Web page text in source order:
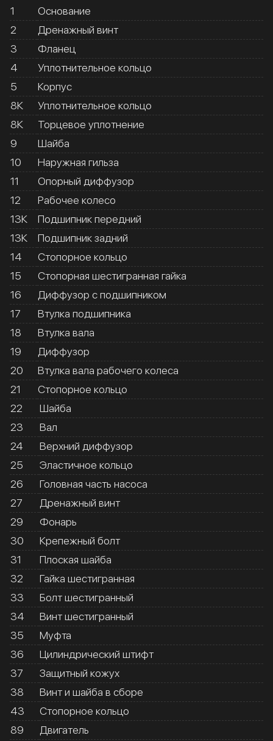
1
Основание
2
Дренажный винт
3
Фланец
4
Уплотнительное кольцо
5
Корпус
8К
Уплотнительное кольцо
8К
Торцевое уплотнение
9
Шайба
10
Наружная гильза
11
Опорный диффузор
12
Рабочее колесо
13К
Подшипник передний
13К
Подшипник задний
14
Стопорное кольцо
15
Стопорная шестигранная гайка
16
Диффузор с подшипником
17
Втулка подшипника
18
Втулка вала
19
Диффузор
20
Втулка вала рабочего колеса
21
Стопорное кольцо
22
Шайба
23
Вал
24
Верхний диффузор
25
Эластичное кольцо
26
Головная часть насоса
27
Дренажный винт
29
Фонарь
30
Крепежный болт
31
Плоская шайба
32
Гайка шестигранная
33
Болт шестигранный
34
Винт шестигранный
35
Муфта
36
Цилиндрический штифт
37
Защитный кожух
38
Винт и шайба в сборе
43
Стопорное кольцо
89
Двигатель